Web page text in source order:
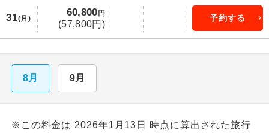
31(月)
60,800 円
(57,800円)
予約する
8月 9月
※この料金は 2026年1月13日 時点に算出された旅行